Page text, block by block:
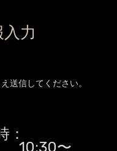
力
送信してください。
：
10:30〜